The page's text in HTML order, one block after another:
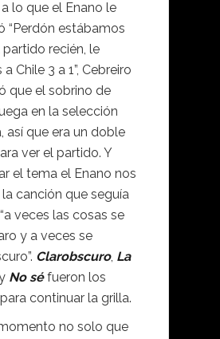
lo que el Enano le
“Perdón estábamos
recién, le
Chile 3 a 1”, Cebreiro
que el sobrino de
en la selección
así que era un doble
ver el partido. Y
el tema el Enano nos
canción que seguía
veces las cosas se
y a veces se
Clarobscuro, La
No sé fueron los
continuar la grilla.
no solo que